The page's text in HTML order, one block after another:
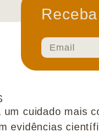
cuidado mais
evidências